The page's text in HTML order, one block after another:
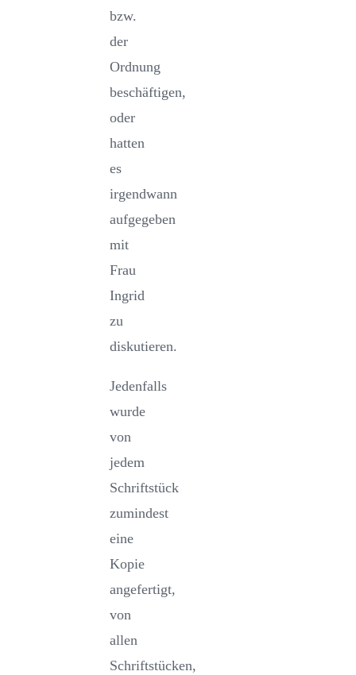
bzw.
der
Ordnung
beschäftigen,
oder
hatten
es
irgendwann
aufgegeben
mit
Frau
Ingrid
zu
diskutieren.
Jedenfalls
wurde
von
jedem
Schriftstück
zumindest
eine
Kopie
angefertigt,
von
allen
Schriftstücken,